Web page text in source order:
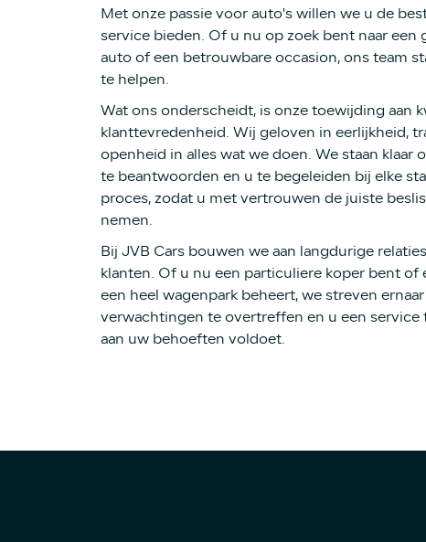
Met onze passie voor auto's willen we u de
service bieden. Of u nu op zoek bent naar een
auto of een betrouwbare occasion, ons team
te helpen.
Wat ons onderscheidt, is onze toewijding aan
klanttevredenheid. Wij geloven in eerlijkheid,
openheid in alles wat we doen. We staan klaar
te beantwoorden en u te begeleiden bij elke
proces, zodat u met vertrouwen de juiste
nemen.
Bij JVB Cars bouwen we aan langdurige
klanten. Of u nu een particuliere koper bent of
een heel wagenpark beheert, we streven
verwachtingen te overtreffen en u een service
aan uw behoeften voldoet.